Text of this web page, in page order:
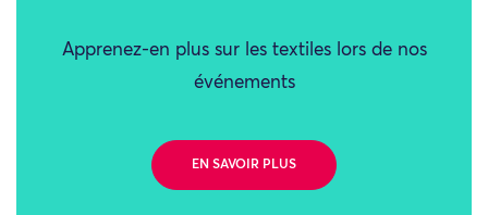
Apprenez-en plus sur les textiles lors de nos
événements
EN SAVOIR PLUS